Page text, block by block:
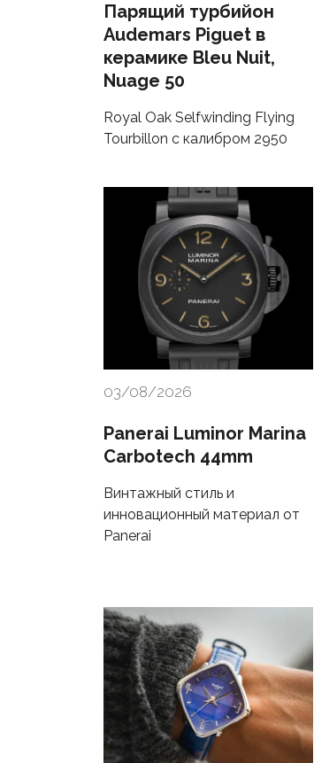
Парящий турбийон
Audemars Piguet в
керамике Bleu Nuit,
Nuage 50
Royal Oak Selfwinding Flying
Tourbillon с калибром 2950
03/08/2026
Panerai Luminor Marina
Carbotech 44mm
Винтажный стиль и
инновационный материал от
Panerai